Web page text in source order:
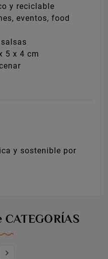
y reciclable
eventos, food
5 x 4 cm
y sostenible por
